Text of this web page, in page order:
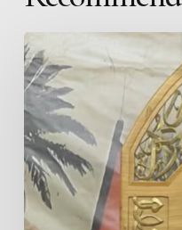
Arbain
Imam
Husain
as
ICC
Jakarta:
Ustaz
Ahmad